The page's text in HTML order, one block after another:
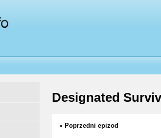
Designated
« Poprzedni epizod